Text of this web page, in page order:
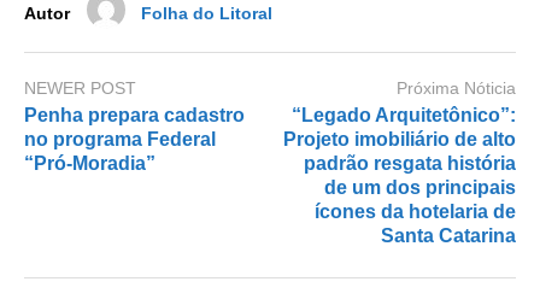
Autor Folha do Litoral
NEWER POST
Penha prepara cadastro
no programa Federal
“Pró-Moradia”
Próxima Nóticia
“Legado Arquitetônico”:
Projeto imobiliário de alto
padrão resgata história
de um dos principais
ícones da hotelaria de
Santa Catarina